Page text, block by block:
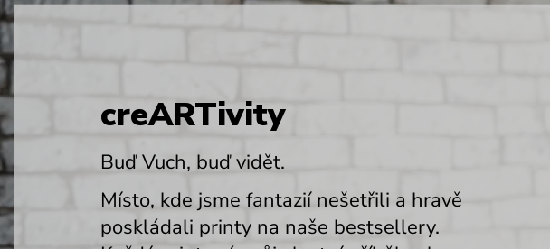
creARTivity
Buď Vuch, buď vidět.
Místo, kde jsme fantazií nešetřili a hravě
poskládali printy na naše bestsellery.